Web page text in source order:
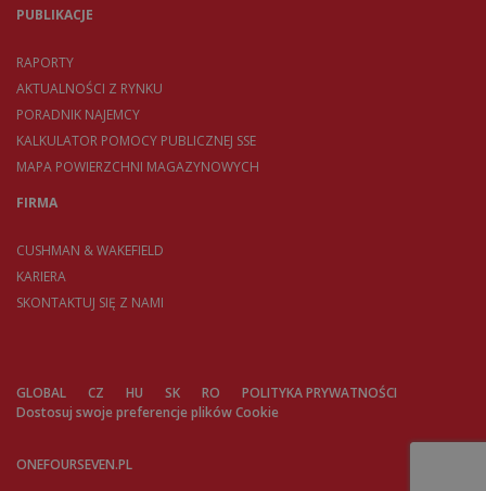
PUBLIKACJE
RAPORTY
AKTUALNOŚCI Z RYNKU
PORADNIK NAJEMCY
KALKULATOR POMOCY PUBLICZNEJ SSE
MAPA POWIERZCHNI MAGAZYNOWYCH
FIRMA
CUSHMAN & WAKEFIELD
KARIERA
SKONTAKTUJ SIĘ Z NAMI
GLOBAL CZ HU SK RO
POLITYKA PRYWATNOŚCI
Dostosuj swoje preferencje plików Cookie
ONEFOURSEVEN.PL